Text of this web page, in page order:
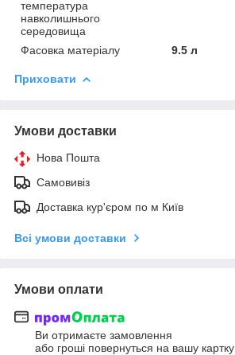
температура
навколишнього
середовища
Фасовка матеріалу
9.5 л
Приховати
Умови доставки
Нова Пошта
Самовивіз
Доставка кур'єром по м Київ
Всі умови доставки
Умови оплати
Ви отримаєте замовлення
або гроші повернуться на вашу картку